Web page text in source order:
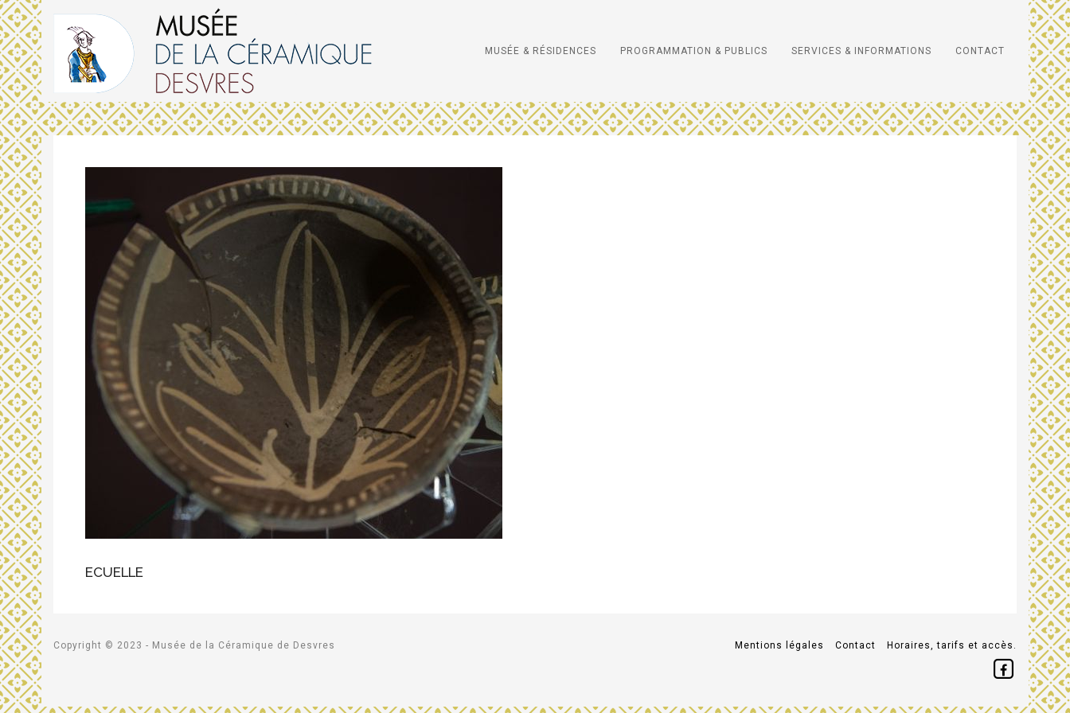
MUSÉE & RÉSIDENCES PROGRAMMATION & PUBLICS SERVICES & INFORMATIONS CONTACT
ECUELLE
Copyright © 2023 - Musée de la Céramique de Desvres Mentions légales Contact Horaires, tarifs et accès.